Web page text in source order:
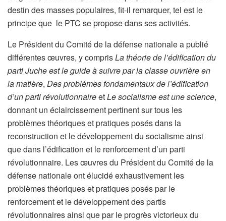
destin des masses populaires, fit-il remarquer, tel est le
principe que le PTC se propose dans ses activités.
Le Président du Comité de la défense nationale a publié
différentes œuvres, y comprisLa théorie de l’édification du
parti Juche est le guide à suivre par la classe ouvrière en
la matière, Des problèmes fondamentaux de l’édification
d’un parti révolutionnaireetLe socialisme est une science,
donnant un éclaircissement pertinent sur tous les
problèmes théoriques et pratiques posés dans la
reconstruction et le développement du socialisme ainsi
que dans l’édification et le renforcement d’un parti
révolutionnaire. Les œuvres du Président du Comité de la
défense nationale ont élucidé exhaustivement les
problèmes théoriques et pratiques posés par le
renforcement et le développement des partis
révolutionnaires ainsi que par le progrès victorieux du